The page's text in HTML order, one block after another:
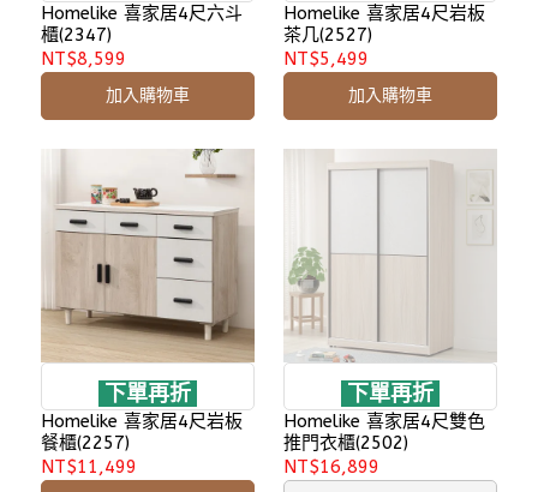
Homelike 喜家居4尺六斗
櫃(2347)
NT$8,599
加入購物車
Homelike 喜家居4尺岩板
茶几(2527)
NT$5,499
加入購物車
下單再折
Homelike 喜家居4尺岩板
餐櫃(2257)
NT$11,499
下單再折
Homelike 喜家居4尺雙色
推門衣櫃(2502)
NT$16,899